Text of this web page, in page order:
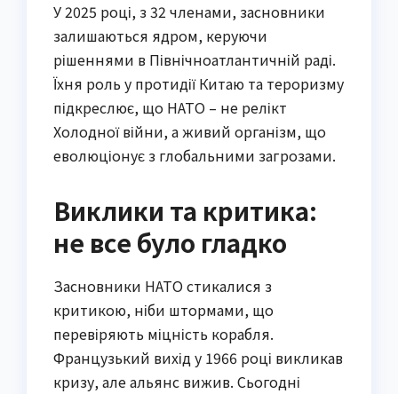
У 2025 році, з 32 членами, засновники
залишаються ядром, керуючи
рішеннями в Північноатлантичній раді.
Їхня роль у протидії Китаю та тероризму
підкреслює, що НАТО – не релікт
Холодної війни, а живий організм, що
еволюціонує з глобальними загрозами.
Виклики та критика:
не все було гладко
Засновники НАТО стикалися з
критикою, ніби штормами, що
перевіряють міцність корабля.
Французький вихід у 1966 році викликав
кризу, але альянс вижив. Сьогодні